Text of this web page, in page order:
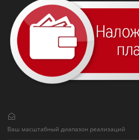
Ваш масштабный диапазон реализаций